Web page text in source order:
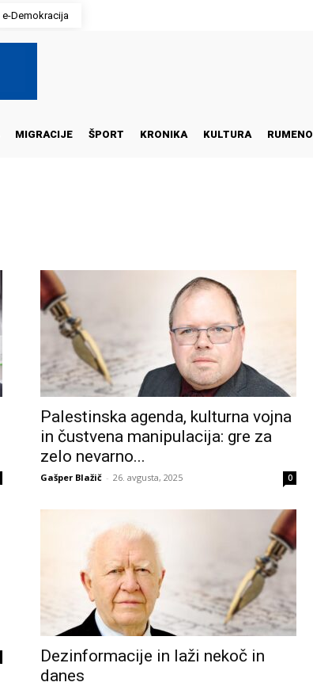
e-Demokracija
MIGRACIJE ŠPORT KRONIKA KULTURA RUMENO
Palestinska agenda, kulturna vojna
in čustvena manipulacija: gre za
zelo nevarno...
Gašper Blažič - 26. avgusta, 2025 0
Dezinformacije in laži nekoč in
danes